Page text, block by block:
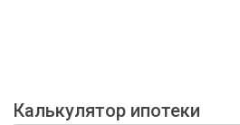
Калькулятор ипотеки